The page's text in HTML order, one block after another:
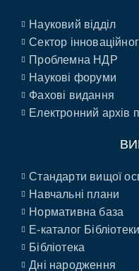
Науковий відділ
Сектор
Проблемна НДР
Наукові форуми
Фахові видання
Електронний архів
Стандарти вищої
Навчальні плани
Нормативна база
E-каталог Бібліотеки
Бібліотека
Дні народження